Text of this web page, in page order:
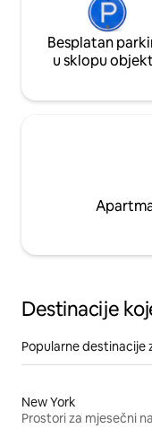
Besplatan
u sklopu
Destinacije
Popularne destinacije
New York
Prostori za mjesečni